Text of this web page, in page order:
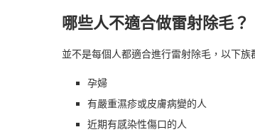
哪些人不適合做雷射除毛？
並不是每個人都適合進行雷射除毛，以下族
孕婦
有嚴重濕疹或皮膚病變的人
近期有感染性傷口的人